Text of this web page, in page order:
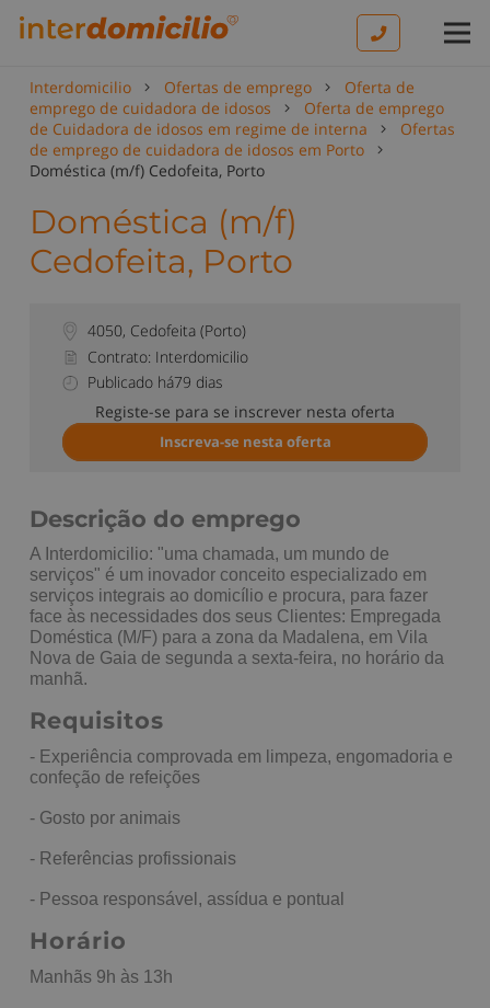
Interdomicilio Ofertas de emprego
Oferta de
emprego de cuidadora de idosos
Oferta de emprego
de Cuidadora de idosos em regime de interna
Ofertas
de emprego de cuidadora de idosos em Porto
Doméstica (m/f) Cedofeita, Porto
Doméstica (m/f)
Cedofeita, Porto
4050, Cedofeita (Porto)
Contrato: Interdomicilio
Publicado há79 dias
Registe-se para se inscrever nesta oferta
Inscreva-se nesta oferta
Descrição do emprego
A Interdomicilio: "uma chamada, um mundo de
serviços" é um inovador conceito especializado em
serviços integrais ao domicílio e procura, para fazer
face às necessidades dos seus Clientes: Empregada
Doméstica (M/F) para a zona da Madalena, em Vila
Nova de Gaia de segunda a sexta-feira, no horário da
manhã.
Requisitos
- Experiência comprovada em limpeza, engomadoria e
confeção de refeições
- Gosto por animais
- Referências profissionais
- Pessoa responsável, assídua e pontual
Horário
Manhãs 9h às 13h